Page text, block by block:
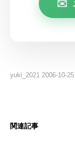
✉️
yuki_2021 2006-10-
関連記事